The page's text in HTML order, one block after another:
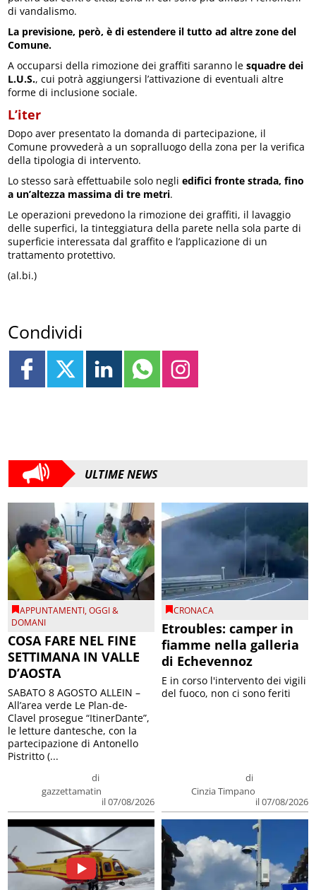
di vandalismo.
La previsione, però, è di estendere il tutto ad altre zone del
Comune.
A occuparsi della rimozione dei graffiti saranno lesquadre dei
L.U.S., cui potrà aggiungersi l’attivazione di eventuali altre
forme di inclusione sociale.
L’iter
Dopo aver presentato la domanda di partecipazione, il
Comune provvederà a un sopralluogo della zona per la verifica
della tipologia di intervento.
Lo stesso sarà effettuabile solo negliedifici fronte strada, fino
a un’altezza massima di tre metri.
Le operazioni prevedono la rimozione dei graffiti, il lavaggio
delle superfici, la tinteggiatura della parete nella sola parte di
superficie interessata dal graffito e l’applicazione di un
trattamento protettivo.
(al.bi.)
Condividi
ULTIME NEWS
APPUNTAMENTI,OGGI &
DOMANI
COSA FARE NEL FINE
SETTIMANA IN VALLE
D’AOSTA
di
gazzettamatin
il 07/08/2026
SABATO 8 AGOSTO ALLEIN –
All’area verde Le Plan-de-
Clavel prosegue “ItinerDante”,
le letture dantesche, con la
partecipazione di Antonello
Pistritto (...
CRONACA
Etroubles: camper in
fiamme nella galleria
di Echevennoz
di
Cinzia Timpano
il 07/08/2026
E in corso l'intervento dei vigili
del fuoco, non ci sono feriti